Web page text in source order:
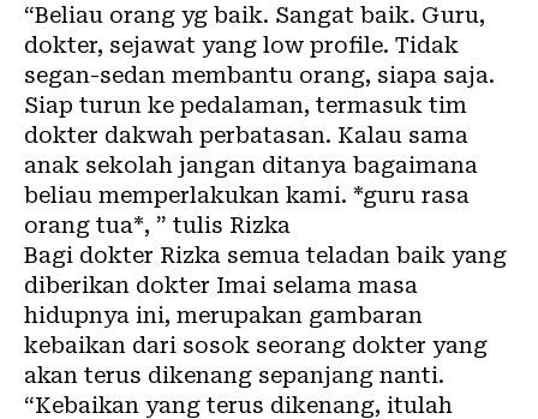
“Beliau orang yg baik. Sangat baik. Guru,
dokter, sejawat yang low profile. Tidak
segan-sedan membantu orang, siapa saja.
Siap turun ke pedalaman, termasuk tim
dokter dakwah perbatasan. Kalau sama
anak sekolah jangan ditanya bagaimana
beliau memperlakukan kami. *guru rasa
orang tua*, ” tulis Rizka
Bagi dokter Rizka semua teladan baik yang
diberikan dokter Imai selama masa
hidupnya ini, merupakan gambaran
kebaikan dari sosok seorang dokter yang
akan terus dikenang sepanjang nanti.
“Kebaikan yang terus dikenang, itulah